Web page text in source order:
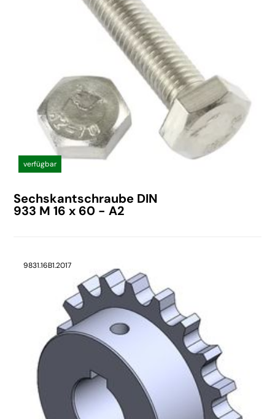
verfügbar
Sechskantschraube DIN
933 M 16 x 60 - A2
9831.16B1.2017